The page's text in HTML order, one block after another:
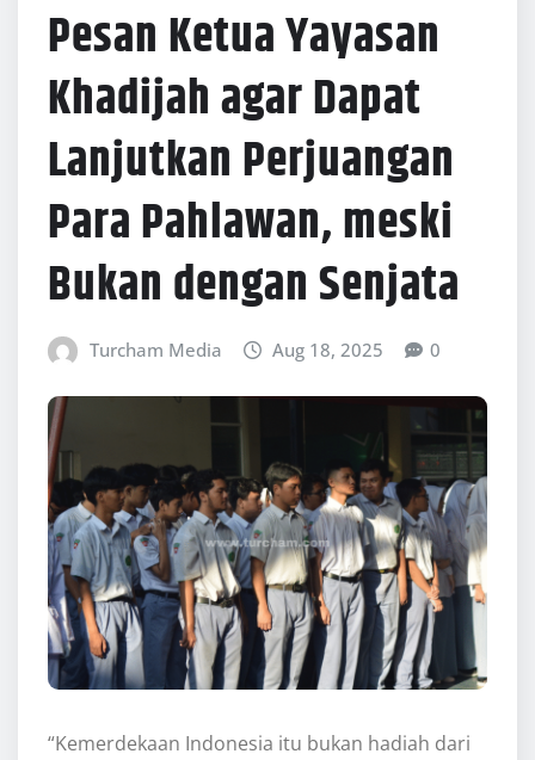
Pesan Ketua Yayasan
Khadijah agar Dapat
Lanjutkan Perjuangan
Para Pahlawan, meski
Bukan dengan Senjata
Turcham Media Aug 18, 2025 0
“Kemerdekaan Indonesia itu bukan hadiah dari